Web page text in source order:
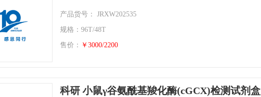
产品货号： JRXW202535
规格：96T/48T
售价： ￥3000/2200
科研 小鼠γ谷氨酰基羧化酶(cGCX)检测试剂盒